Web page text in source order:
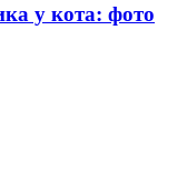
у кота: фото